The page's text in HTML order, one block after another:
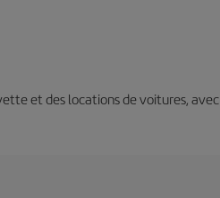
et des locations de voitures,